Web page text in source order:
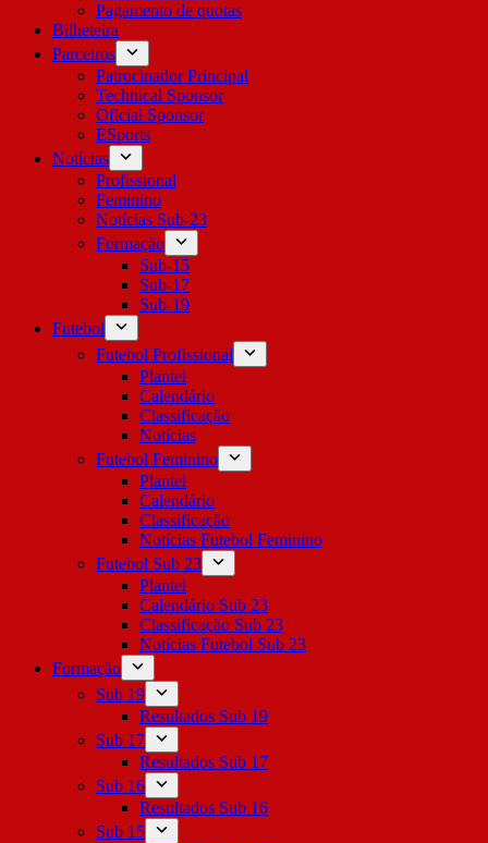
Pagamento de quotas
Bilheteira
Parceiros
Patrocinador Principal
Technical Sponsor
Oficial Sponsor
ESports
Notícias
Profissional
Feminino
Notícias Sub-23
Formação
Sub-15
Sub-17
Sub-19
Futebol
Futebol Profissional
Plantel
Calendário
Classificação
Notícias
Futebol Feminino
Plantel
Calendário
Classificação
Notícias Futebol Feminino
Futebol Sub 23
Plantel
Calendário Sub 23
Classificação Sub 23
Notícias Futebol Sub 23
Formação
Sub 19
Resultados Sub 19
Sub 17
Resultados Sub 17
Sub 16
Resultados Sub 16
Sub 15